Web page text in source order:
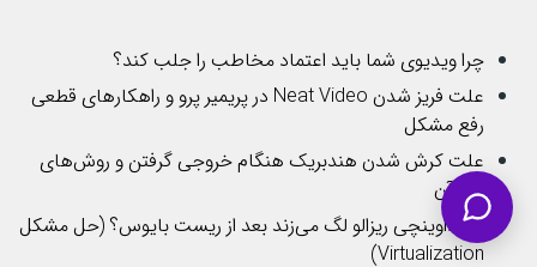
چرا ویدیوی شما باید اعتماد مخاطب را جلب کند؟
علت فریز شدن Neat Video در پریمیر پرو و راهکارهای قطعی
رفع مشکل
علت کرش شدن هندبریک هنگام خروجی گرفتن و روش‌های
رفع آن
چرا داوینچی ریزالو لگ می‌زند بعد از ریست بایوس؟ (حل مشکل
Virtualization)